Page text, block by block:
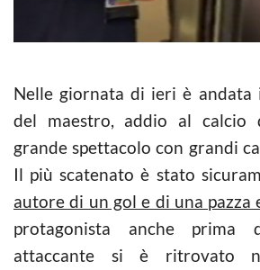
Nelle giornata di ieri è andata
del maestro, addio al calcio
grande spettacolo con grandi
Il più scatenato è stato
autore di un gol e di una pazza
protagonista anche prima
attaccante si è ritrovato